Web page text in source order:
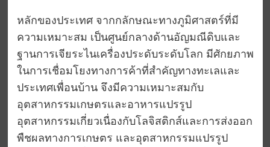
หลักของประเทศ จากกลักษณะทางภูมิศาสตร์ที่มี
ความเหมาะสม เป็นศูนย์กลางด้านอัญมณีดิบและ
ฐานการเจียระไนเครื่องประดับระดับโลก มีศักยภาพ
ในการเชื่อมโยงทางการค้าที่สำคัญทางทะเลและ
ประเทศเพื่อนบ้าน จึงมีความเหมาะสมกับ
อุตสาหกรรมเกษตรและอาหารแปรรูป
อุตสาหกรรมเกี่ยวเนื่องกับโลจิสติกส์และการส่งออก
พืชผลทางการเกษตร และอุตสาหกรรมแปรรูป